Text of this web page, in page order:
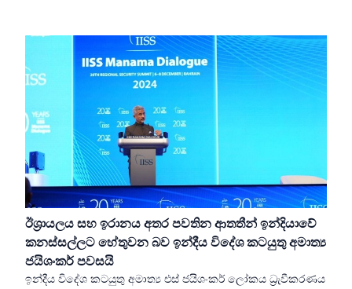
ඊශ්‍රායලය සහ ඉරානය අතර පවතින ආතතීන් ඉන්දියාවේ
කනස්සල්ලට හේතුවන බව ඉන්දීය විදේශ කටයුතු අමාත්‍ය
ජයිශංකර් පවසයි
ඉන්දීය විදේශ කටයුතු අමාත්‍ය එස් ජයිශංකර් ලෝකය ධ්‍රැවීකරණය